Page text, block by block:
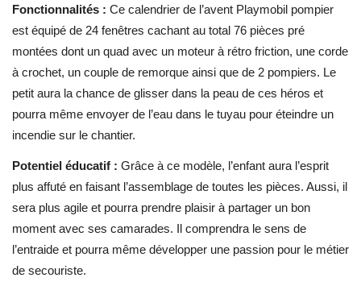
Fonctionnalités : Ce calendrier de l’avent Playmobil pompier
est équipé de 24 fenêtres cachant au total 76 pièces pré
montées dont un quad avec un moteur à rétro friction, une corde
à crochet, un couple de remorque ainsi que de 2 pompiers. Le
petit aura la chance de glisser dans la peau de ces héros et
pourra même envoyer de l’eau dans le tuyau pour éteindre un
incendie sur le chantier.
Potentiel éducatif : Grâce à ce modèle, l’enfant aura l’esprit
plus affuté en faisant l’assemblage de toutes les pièces. Aussi, il
sera plus agile et pourra prendre plaisir à partager un bon
moment avec ses camarades. Il comprendra le sens de
l’entraide et pourra même développer une passion pour le métier
de secouriste.